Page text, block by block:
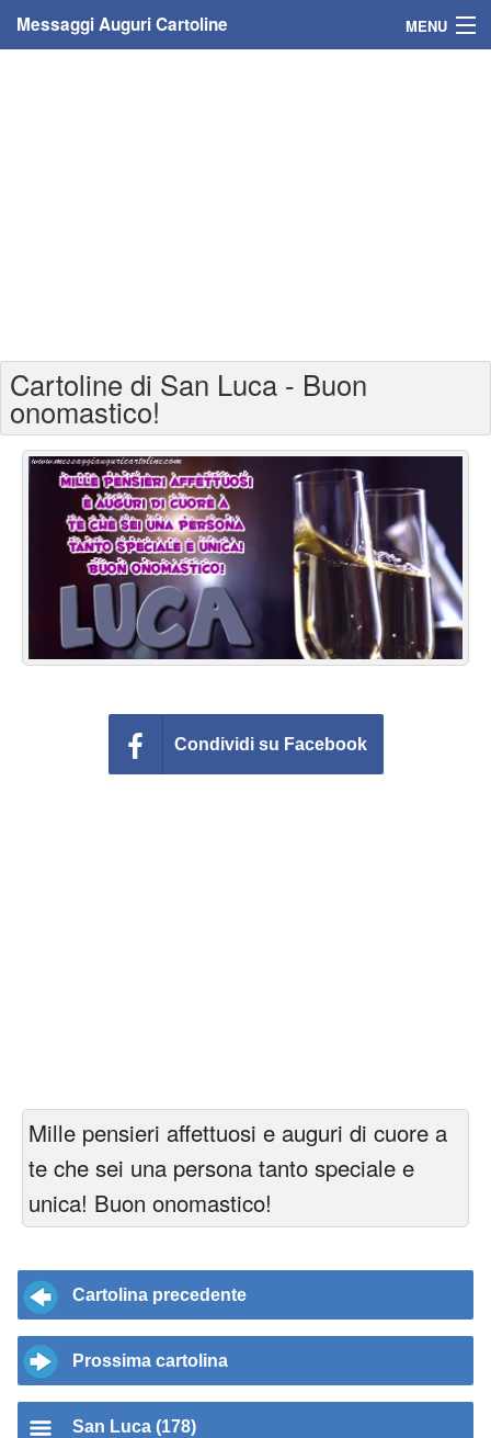
Messaggi Auguri Cartoline MENU
Cartoline auguri anni
Cartoline giorni anno
Cartoline giorni settimana
Cartoline musicali
Cartoline animate
Accedi
Cartoline di San Luca - Buon
onomastico!
Condividi su Facebook
Mille pensieri affettuosi e auguri di cuore a
te che sei una persona tanto speciale e
unica! Buon onomastico!
Cartolina precedente
Prossima cartolina
San Luca (178)